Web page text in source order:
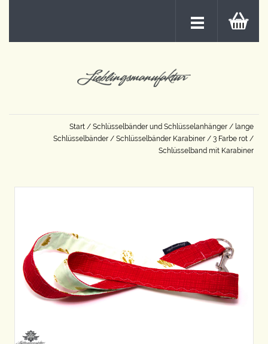
Start / Schlüsselbänder und Schlüsselanhänger / lange
Schlüsselbänder / Schlüsselbänder Karabiner / 3 Farbe rot /
Schlüsselband mit Karabiner